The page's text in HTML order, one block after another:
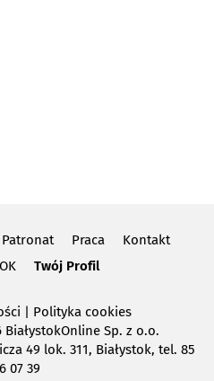
Patronat Praca
Kontakt
Twój Profil
Polityka cookies
Sp. z o.o.
49 lok. 311, Białystok, tel. 85
07 39